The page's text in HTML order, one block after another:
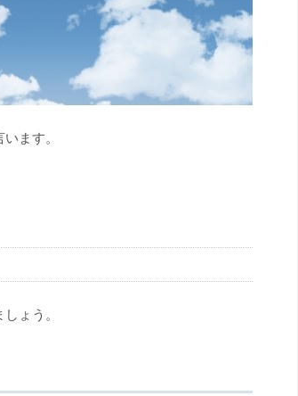
ます。
ょう。